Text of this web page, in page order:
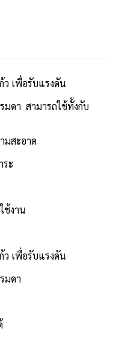
ว เพื่อรับแรงดัน
มดา สามารถใช้ทั้งกับ
มสะอาด
ระ
ช้งาน
ว เพื่อรับแรงดัน
มดา